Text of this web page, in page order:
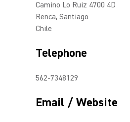
Camino Lo Ruiz 4700 4D
Renca, Santiago
Chile
Telephone
562-7348129
Email / Website